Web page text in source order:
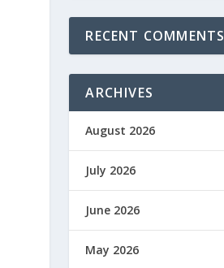
RECENT COMMENTS
ARCHIVES
August 2026
July 2026
June 2026
May 2026